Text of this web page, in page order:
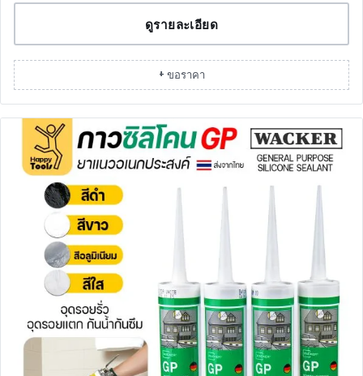
ดูรายละเอียด
+ ขอราคา